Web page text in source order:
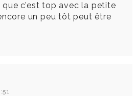
que c’est top avec la petite
un peu tôt peut être